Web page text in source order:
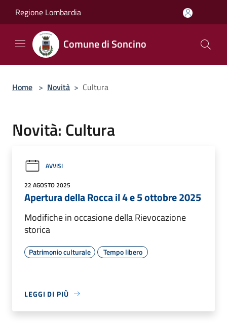
Regione Lombardia
Comune di Soncino
Home > Novità > Cultura
Novità: Cultura
AVVISI
22 AGOSTO 2025
Apertura della Rocca il 4 e 5 ottobre 2025
Modifiche in occasione della Rievocazione
storica
Patrimonio culturale Tempo libero
LEGGI DI PIÙ